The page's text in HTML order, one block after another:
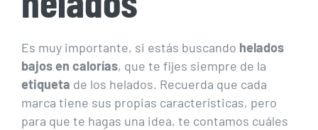
Es muy importante, si estás buscando helados
bajos en calorías, que te fijes siempre de la
etiqueta de los helados. Recuerda que cada
marca tiene sus propias características, pero
para que te hagas una idea, te contamos cuáles